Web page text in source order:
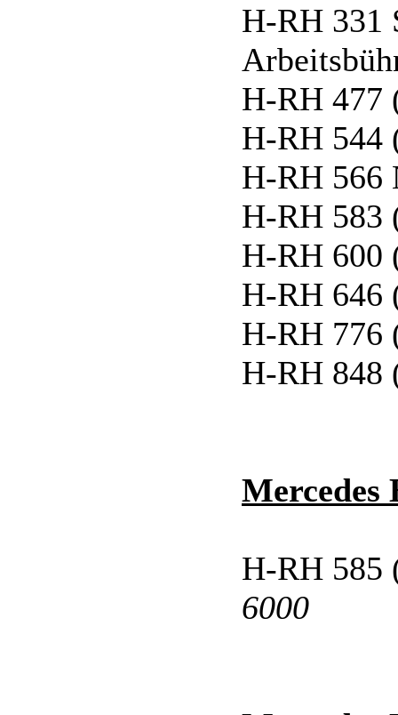
H-RH 331
H-RH 477
H-RH 544
H-RH 566
H-RH 583
H-RH 600
H-RH 646
H-RH 776
H-RH 848
Mercedes
H-RH
6000